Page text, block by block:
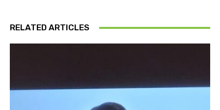
RELATED ARTICLES